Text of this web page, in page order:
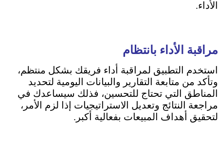
الأداء.
مراقبة الأداء بانتظام
استخدم التطبيق لمراقبة أداء فريقك بشكل منتظم،
وتأكد من متابعة التقارير والبيانات اليومية لتحديد
المناطق التي تحتاج للتحسين، فذلك سيساعدك في
مراجعة النتائج وتعديل الاستراتيجيات إذا لزم الأمر،
لتحقيق أهداف المبيعات بفعالية أكبر.